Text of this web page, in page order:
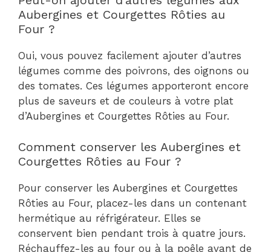
Aubergines et Courgettes Rôties au
Four ?
Oui, vous pouvez facilement ajouter d’autres
légumes comme des poivrons, des oignons ou
des tomates. Ces légumes apporteront encore
plus de saveurs et de couleurs à votre plat
d’Aubergines et Courgettes Rôties au Four.
Comment conserver les Aubergines et
Courgettes Rôties au Four ?
Pour conserver les Aubergines et Courgettes
Rôties au Four, placez-les dans un contenant
hermétique au réfrigérateur. Elles se
conservent bien pendant trois à quatre jours.
Réchauffez-les au four ou à la poêle avant de